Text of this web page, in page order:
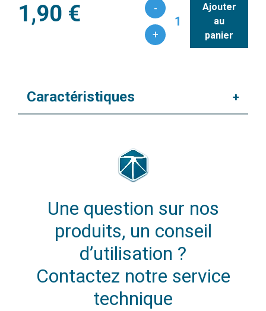
1,90 €
Ajouter
au
panier
-
+
1
Caractéristiques +
Une question sur nos
produits, un conseil
d’utilisation ?
Contactez notre service
technique